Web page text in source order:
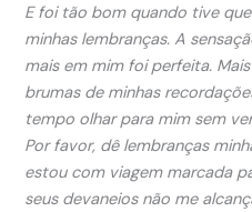
E foi tão bom quando tive
minhas lembranças. A
mais em mim foi perfeita.
brumas de minhas
tempo olhar para mim sem
Por favor, dê lembranças
estou com viagem marcada
seus devaneios não me